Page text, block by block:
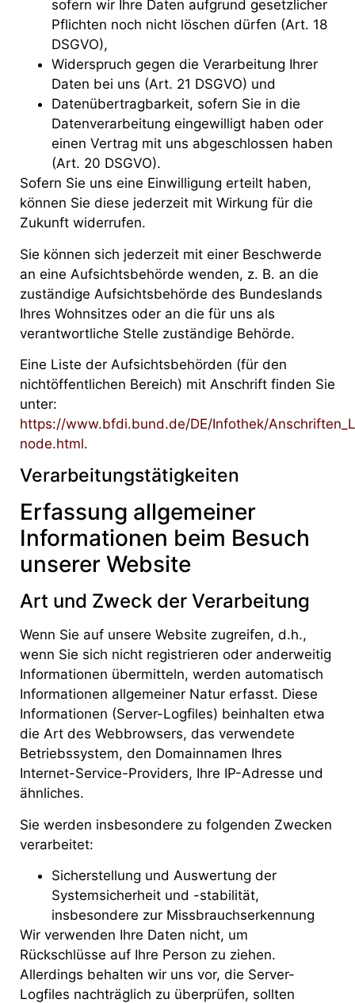
sofern wir Ihre Daten aufgrund gesetzlicher
Pflichten noch nicht löschen dürfen (Art. 18
DSGVO),
Widerspruch gegen die Verarbeitung Ihrer
Daten bei uns (Art. 21 DSGVO) und
Datenübertragbarkeit, sofern Sie in die
Datenverarbeitung eingewilligt haben oder
einen Vertrag mit uns abgeschlossen haben
(Art. 20 DSGVO).
Sofern Sie uns eine Einwilligung erteilt haben,
können Sie diese jederzeit mit Wirkung für die
Zukunft widerrufen.
Sie können sich jederzeit mit einer Beschwerde
an eine Aufsichtsbehörde wenden, z. B. an die
zuständige Aufsichtsbehörde des Bundeslands
Ihres Wohnsitzes oder an die für uns als
verantwortliche Stelle zuständige Behörde.
Eine Liste der Aufsichtsbehörden (für den
nichtöffentlichen Bereich) mit Anschrift finden Sie
unter:
https://www.bfdi.bund.de/DE/Infothek/
node.html.
Verarbeitungstätigkeiten
Erfassung allgemeiner
Informationen beim Besuch
unserer Website
Art und Zweck der Verarbeitung
Wenn Sie auf unsere Website zugreifen, d.h.,
wenn Sie sich nicht registrieren oder anderweitig
Informationen übermitteln, werden automatisch
Informationen allgemeiner Natur erfasst. Diese
Informationen (Server-Logfiles) beinhalten etwa
die Art des Webbrowsers, das verwendete
Betriebssystem, den Domainnamen Ihres
Internet-Service-Providers, Ihre IP-Adresse und
ähnliches.
Sie werden insbesondere zu folgenden Zwecken
verarbeitet:
Sicherstellung und Auswertung der
Systemsicherheit und -stabilität,
insbesondere zur Missbrauchserkennung
Wir verwenden Ihre Daten nicht, um
Rückschlüsse auf Ihre Person zu ziehen.
Allerdings behalten wir uns vor, die Server-
Logfiles nachträglich zu überprüfen, sollten